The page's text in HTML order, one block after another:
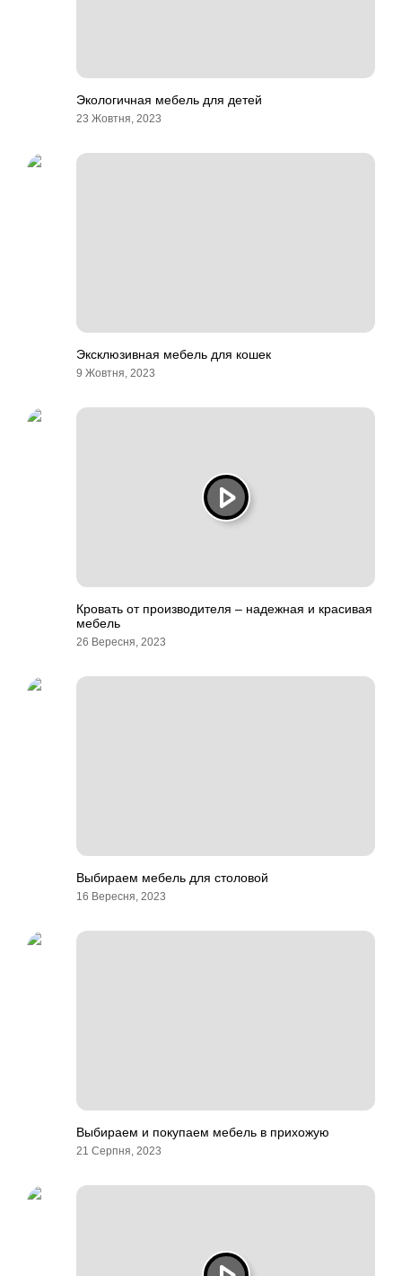
Экологичная мебель для детей
23 Жовтня, 2023
Эксклюзивная мебель для кошек
9 Жовтня, 2023
Кровать от производителя – надежная и красивая
мебель
26 Вересня, 2023
Выбираем мебель для столовой
16 Вересня, 2023
Выбираем и покупаем мебель в прихожую
21 Серпня, 2023